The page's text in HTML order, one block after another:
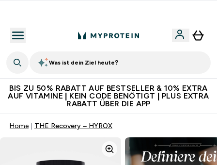
Was ist dein Ziel heute?
BIS ZU 50% RABATT AUF BESTSELLER & 10% EXTRA
AUF VITAMINE | KEIN CODE BENÖTIGT | PLUS EXTRA
RABATT ÜBER DIE APP
Home THE Recovery – HYROX